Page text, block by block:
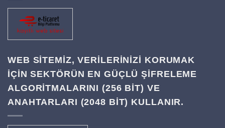
WEB SITEMIZ, VERILERINIZI KORUMAK
IÇIN SEKTÖRÜN EN GÜÇLÜ ŞIFRELEME
ALGORITMALARINI (256 BIT) VE
ANAHTARLARI (2048 BIT) KULLANIR.